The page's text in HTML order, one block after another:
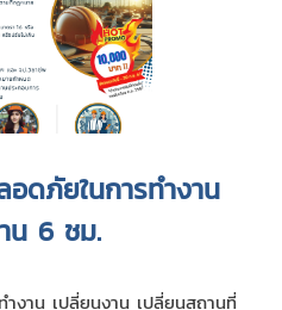
ดภัยในการทำงาน
น 6 ชม.
งาน เปลี่ยนงาน เปลี่ยนสถานที่